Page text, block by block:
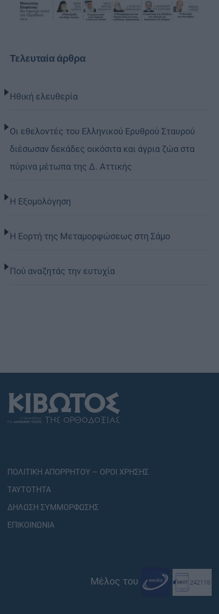
Τελευταία άρθρα
Ηθική ελευθερία
Οι εθελοντές του Ελληνικού Ερυθρού Σταυρού
διέσωσαν δεκάδες οικόσιτα και άγρια ζώα στα
πύρινα μέτωπα της Δ. Αττικής
Η Εξομολόγηση
Η Εορτή της Μεταμορφώσεως στη Σάμο
Πού αναζητάς την ευτυχία
ΠΟΛΙΤΙΚΗ ΑΠΟΡΡΗΤΟΥ – ΟΡΟΙ ΧΡΗΣΗΣ
ΤΑΥΤΟΤΗΤΑ
ΔΗΛΩΣΗ ΣΥΜΜΟΡΦΩΣΗΣ
ΕΠΙΚΟΙΝΩΝΙΑ
Μέλος του